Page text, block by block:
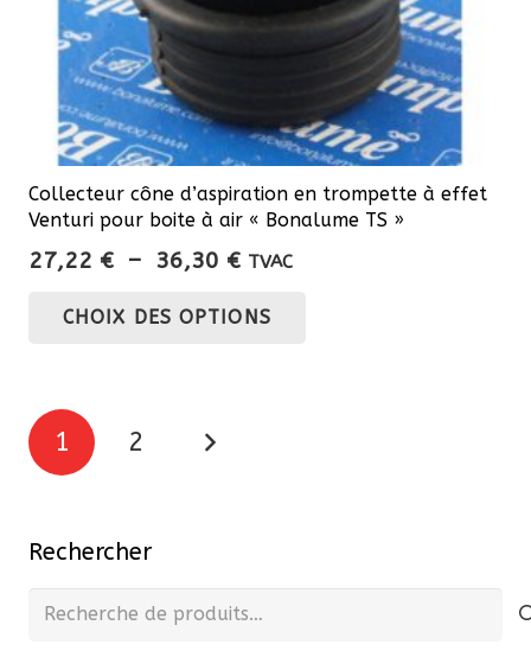
Collecteur cône d’aspiration en trompette à effet
Venturi pour boite à air « Bonalume TS »
27,22 € – 36,30 €Plage
prix :
TVAC
CHOIX DES OPTIONS
choisies
Pagination
des
1 2
Rechercher
Recherche